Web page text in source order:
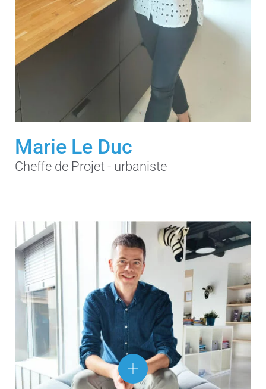
Marie Le Duc
Cheffe de Projet - urbaniste